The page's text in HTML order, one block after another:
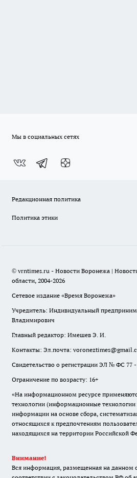
Мы в социальных сетях
Редакционная политика
Политика этики
© vrntimes.ru - Новости Воронежа |
области, 2004-2026
Сетевое издание «Время Воронежа»
Учредитель: Индивидуальный
Владимирович
Главный редактор: Имешев Э. И.
Контакты: Эл.почта:
Свидетельство о регистрации ЭЛ № ФС 77 -
Ограничение по возрасту: 16+
«На информационном ресурсе
технологии (информационные технологии
информации на основе сбора,
относящихся к предпочтениям
находящихся на территории Российской
Внимание!
Вся информация, размещенная на данном